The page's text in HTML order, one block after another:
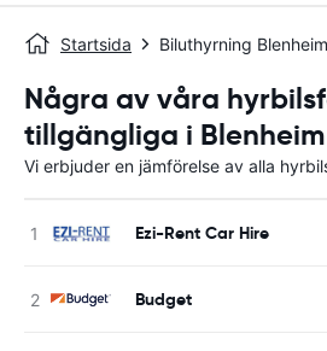
Startsida Biluthyrning Blenheim
Några av våra
tillgängliga i Blenheim
Vi erbjuder en jämförelse av alla
Ezi-Rent Car Hire
Budget